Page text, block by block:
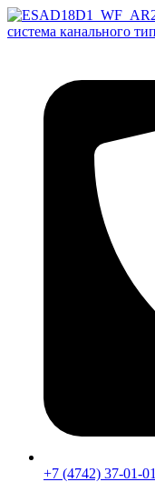
Перейти
к
+7 (4742) 37-01-01